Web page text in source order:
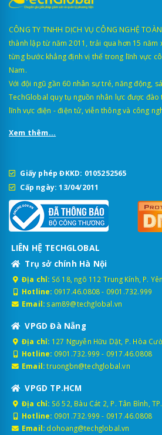
CÔNG TY TNHH DỊCH VỤ CÔNG NGHỆ
thành lập từ năm 2011, trải qua hơn 15 năm
từng bước khẳng định vị thế trong lĩnh vực
Nam.
Với đội ngũ gần 60 nhân sự trẻ, năng động,
TechGlobal quy tụ nguồn nhân lực được
lĩnh vực điện - điện tử, viễn thông và công
Xem thêm...
Giấy phép ĐKKD: 0105252565
Cấp ngày: 13/04/2011
LIÊN HỆ TECHGLOBAL
Trụ sở chính Hà Nội
Địa chỉ: Số 18, ngõ 112 Trung Kính, P.
Hotline: 0917.46.0808- 0901.732.999
Email: sam89@techglobal.vn
VPGD Đà Nẵng
Địa chỉ: 127 Nguyễn Hữu Dật, P. Hòa
Hotline: 0901.732.999 - 0917.46.0808
Email: truongbn@techglobal.vn
VPGD TP.HCM
Địa chỉ: Số 52, Bàu Cát 2, P. Tân Bình,
Hotline: 0901.732.999 - 0917.46.0808
Email: dohoang@techglobal.vn